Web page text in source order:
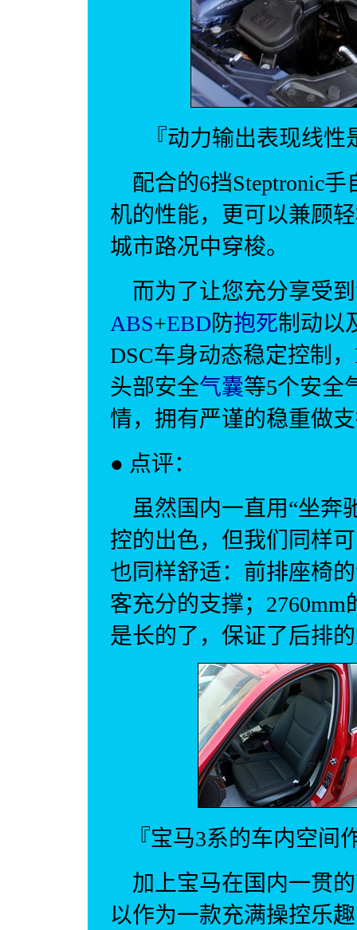
『动力输出表现线性
配合的6挡Steptronic手
机的性能，更可以兼顾
城市路况中穿梭。
而为了让您充分享受
ABS+EBD防抱死制动以
DSC车身动态稳定控制
头部安全气囊等5个安全
情，拥有严谨的稳重做
● 点评：
虽然国内一直用“坐奔
控的出色，但我们同样
也同样舒适：前排座椅
客充分的支撑；2760mm
是长的了，保证了后排
『宝马3系的车内空间
加上宝马在国内一贯
以作为一款充满操控乐